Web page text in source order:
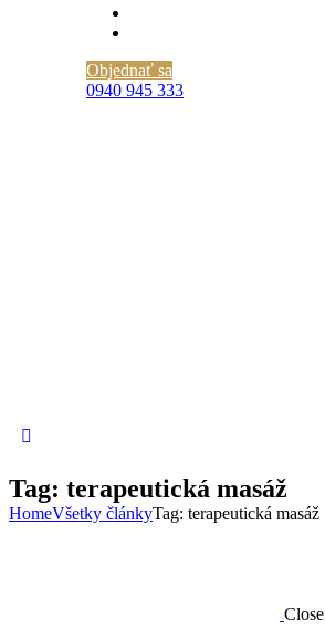
Objednať sa
0940 945 333
Tag: terapeutická masáž
HomeVšetky článkyTag: terapeutická masáž
Close